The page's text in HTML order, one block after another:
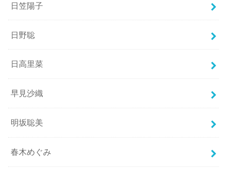
日笠陽子
日野聡
日高里菜
早見沙織
明坂聡美
春木めぐみ